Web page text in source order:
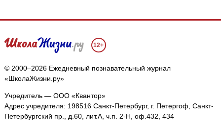
12+
© 2000–2026 Ежедневный познавательный журнал
«ШколаЖизни.ру»
Учредитель — ООО «Квантор»
Адрес учредителя: 198516 Санкт-Петербург, г. Петергоф, Санкт-
Петербургский пр., д.60, лит.А, ч.п. 2-Н, оф.432, 434